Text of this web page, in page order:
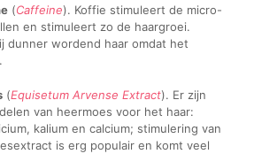
(Caffeine). Koffie stimuleert de micro-
en stimuleert zo de haargroei.
dunner wordend haar omdat het
(Equisetum Arvense Extract). Er zijn
van heermoes voor het haar:
kalium en calcium; stimulering van
is erg populair en komt veel